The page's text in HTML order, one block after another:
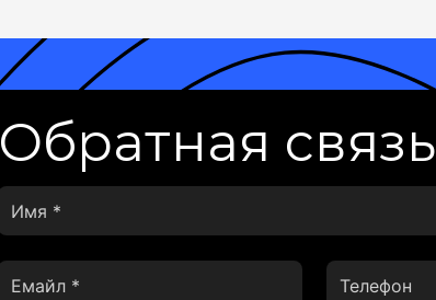
Обратная связь